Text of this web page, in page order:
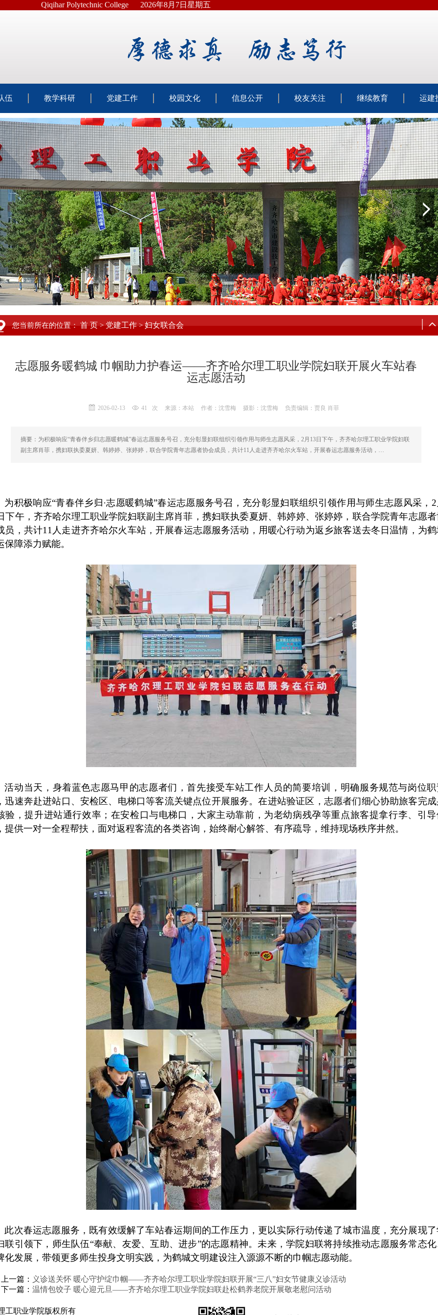
Qiqihar Polytechnic College 2026年8月7日星期五
伍 教学科研 党建工作 校园文化 信息公开 校友关注 继续教育 运建
您当前所在的位置：首 页>党建工作>妇女联合会
志愿服务暖鹤城 巾帼助力护春运——齐齐哈尔理工职业学院妇联开展火车站春
运志愿活动
2026-02-13 41 次 来源：本站 作者：沈雪梅 摄影：沈雪梅 负责编辑：贾良 肖菲
摘要：为积极响应“青春伴乡归志愿暖鹤城”春运志愿服务号召，充分彰显妇联组织引领作用与师生志愿风采，2月13日下午，齐齐哈尔理工职业学院妇联
副主席肖菲，携妇联执委夏妍、韩婷婷、张婷婷，联合学院青年志愿者协会成员，共计11人走进齐齐哈尔火车站，开展春运志愿服务活动，…
为积极响应“青春伴乡归·志愿暖鹤城”春运志愿服务号召，充分彰显妇联组织引领作用与师生志愿风采， 2
下午，齐齐哈尔理工职业学院妇联副主席肖菲，携妇联执委夏妍、韩婷婷、张婷婷，联合学院青年志愿
员，共计11 人走进齐齐哈尔火车站，开展春运志愿服务活动，用暖心行动为返乡旅客送去冬日温情，为
保障添力赋能。
活动当天，身着蓝色志愿马甲的志愿者们，首先接受车站工作人员的简要培训，明确服务规范与岗位
迅速奔赴进站口、安检区、电梯口等客流关键点位开展服务。在进站验证区，志愿者们细心协助旅客完
验，提升进站通行效率；在安检口与电梯口，大家主动靠前，为老幼病残孕等重点旅客提拿行李、引
提供一对一全程帮扶，面对返程客流的各类咨询，始终耐心解答、有序疏导，维持现场秩序井然。
此次春运志愿服务，既有效缓解了车站春运期间的工作压力，更以实际行动传递了城市温度，充分展现
联引领下，师生队伍“奉献、友爱、互助、进步”的志愿精神。未来，学院妇联将持续推动志愿服务常态
化发展，带领更多师生投身文明实践，为鹤城文明建设注入源源不断的巾帼志愿动能。
上一篇： 义诊送关怀 暖心守护绽巾帼——齐齐哈尔理工职业学院妇联开展“三八”妇女节健康义诊活动
下一篇： 温情包饺子 暖心迎元旦——齐齐哈尔理工职业学院妇联赴松鹤养老院开展敬老慰问活动
工职业学院版权所有